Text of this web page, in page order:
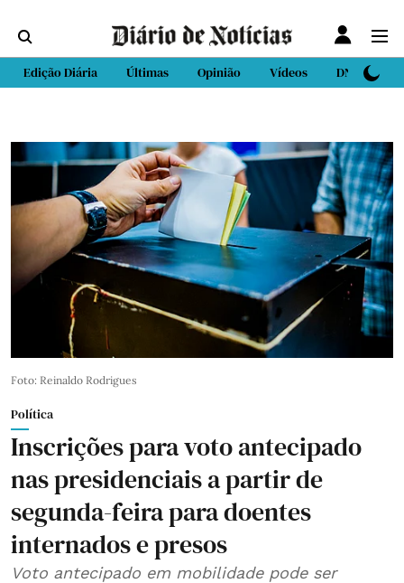
Edição Diária Últimas Opinião Vídeos DN Sport
Foto: Reinaldo Rodrigues
Política
Inscrições para voto antecipado
nas presidenciais a partir de
segunda-feira para doentes
internados e presos
Voto antecipado em mobilidade pode ser